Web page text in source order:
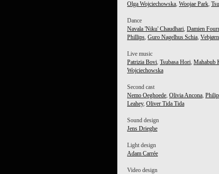
Olga Wojciechowska, Woojae Park,
Dance
Navala 'Niku' Chaudhari, Damien
Phillips, Guro Nagelhus Schia,
Live music
Patrizia Bovi, Tsubasa Hori, Mahabub
Wojciechowska
Second cast
Nemo Oeghoede, Olivia Ancona,
Leahey, Oliver Tida Tida
Sound design
Jens Drieghe
Light design
Adam Carrée
Video design